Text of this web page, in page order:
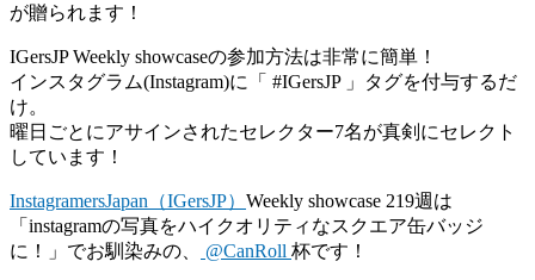
が贈られます！
IGersJP Weekly showcaseの参加方法は非常に簡単！
インスタグラム(Instagram)に「 #IGersJP 」タグを付与するだ
け。
曜日ごとにアサインされたセレクター7名が真剣にセレクト
しています！
InstagramersJapan（IGersJP） Weekly showcase 219週は
「instagramの写真をハイクオリティなスクエア缶バッジ
に！」でお馴染みの、
@CanRoll 杯です！